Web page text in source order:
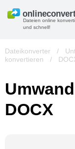
Dateien online
und schnell!
Dateikonverter /
konvertieren
/
DOCX